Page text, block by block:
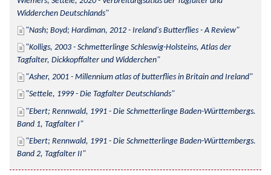
Widderchen Deutschlands
Nash; Boyd; Hardiman, 2012 - Ireland's Butterflies - A Review
Kolligs, 2003 - Schmetterlinge Schleswig-Holsteins, Atlas der
Tagfalter, Dickkopffalter und Widderchen
Asher, 2001 - Millennium atlas of butterflies in Britain and Ireland
Settele, 1999 - Die Tagfalter Deutschlands
Ebert; Rennwald, 1991 - Die Schmetterlinge Baden-Württembergs.
Band 1, Tagfalter I
Ebert; Rennwald, 1991 - Die Schmetterlinge Baden-Württembergs.
Band 2, Tagfalter II